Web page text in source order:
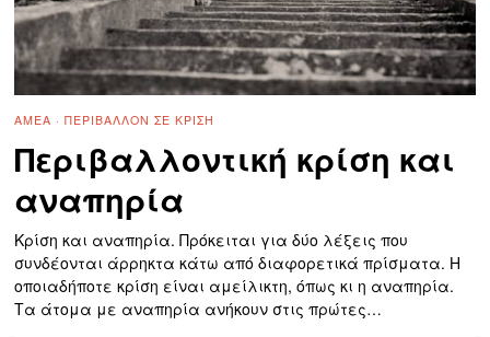
ΑΜΕΑ · ΠΕΡΙΒΆΛΛΟΝ ΣΕ ΚΡΊΣΗ
Περιβαλλοντική κρίση και
αναπηρία
Κρίση και αναπηρία. Πρόκειται για δύο λέξεις που
συνδέονται άρρηκτα κάτω από διαφορετικά πρίσματα. Η
οποιαδήποτε κρίση είναι αμείλικτη, όπως κι η αναπηρία.
Τα άτομα με αναπηρία ανήκουν στις πρώτες…